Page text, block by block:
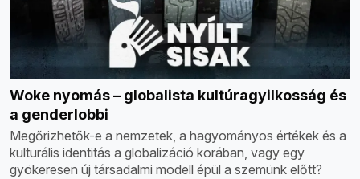
Woke nyomás – globalista kultúragyilkosság és
a genderlobbi
Megőrizhetők-e a nemzetek, a hagyományos értékek és a
kulturális identitás a globalizáció korában, vagy egy
gyökeresen új társadalmi modell épül a szemünk előtt?